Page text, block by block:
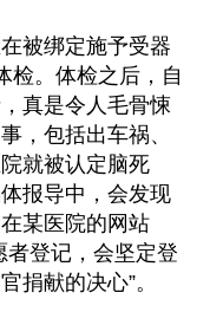
被绑定施予受器
检。体检之后，自
真是令人毛骨悚
，包括出车祸、
就被认定脑死
报导中，会发现
某医院的网站
者登记，会坚定登
捐献的决心”。